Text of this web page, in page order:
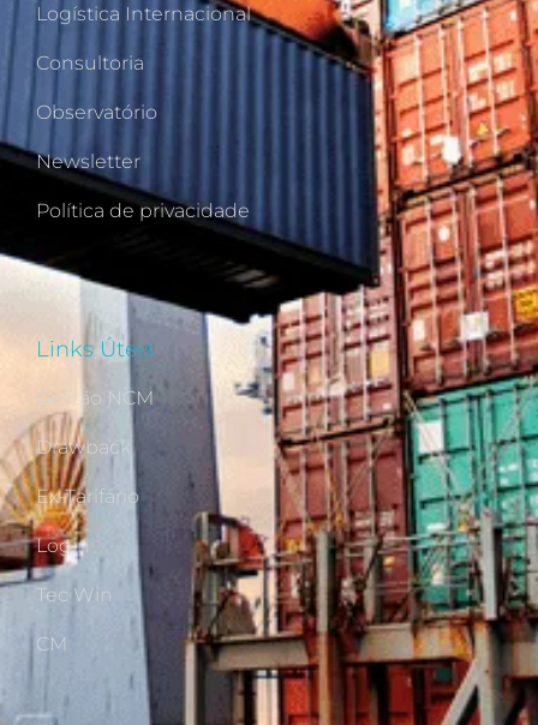
Logística Internacional
Consultoria
Observatório
Newsletter
Política de privacidade
Links Úteis
Gestão NCM
Drawback
Ex-Tarifário
Login
Tec Win
CM